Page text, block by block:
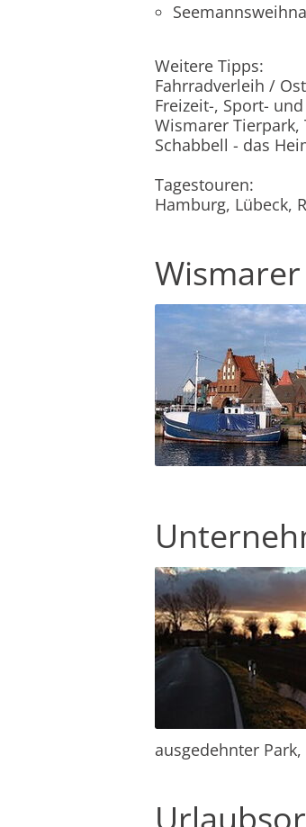
Weitere Tipps:
Fahrradverleih /
Freizeit-, Sport-
Wismarer Tierpark,
Schabbell - das
Tagestouren:
Hamburg, Lübeck,
ausgedehnter